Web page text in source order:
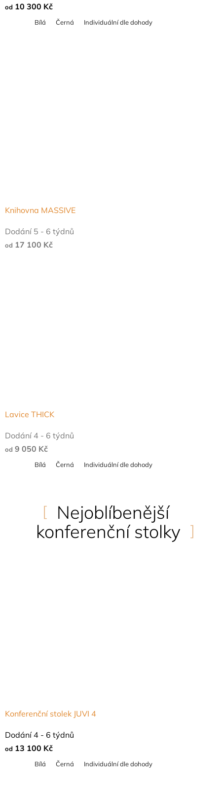
produktu
od 10 300 Kč
Bílá Černá Individuální dle dohody
Knihovna MASSIVE
Dodání 5 - 6 týdnů
od 17 100 Kč
Lavice THICK
Dodání 4 - 6 týdnů
od 9 050 Kč
Bílá Černá Individuální dle dohody
Nejoblíbenější
konferenční stolky
Konferenční stolek JUVI 4
hodnocení
produktu
Dodání 4 - 6 týdnů
od 13 100 Kč
Bílá Černá Individuální dle dohody